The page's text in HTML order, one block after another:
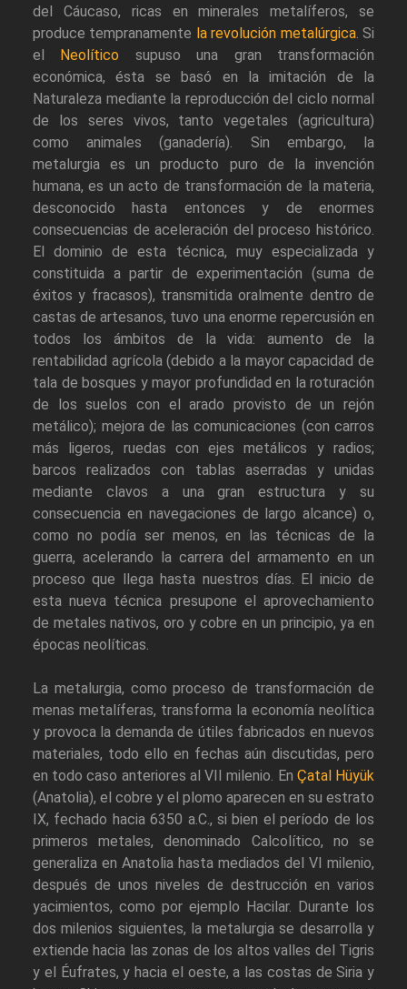
del Cáucaso, ricas en minerales metalíferos, se
produce tempranamente la revolución metalúrgica. Si
el
Neolítico supuso una gran transformación
económica, ésta se basó en la imitación de la
Naturaleza mediante la reproducción del ciclo normal
de los seres vivos, tanto vegetales (agricultura)
como animales (ganadería). Sin embargo, la
metalurgia es un producto puro de la invención
humana, es un acto de transformación de la materia,
desconocido hasta entonces y de enormes
consecuencias de aceleración del proceso histórico.
El dominio de esta técnica, muy especializada y
constituida a partir de experimentación (suma de
éxitos y fracasos), transmitida oralmente dentro de
castas de artesanos, tuvo una enorme repercusión en
todos los ámbitos de la vida: aumento de la
rentabilidad agrícola (debido a la mayor capacidad de
tala de bosques y mayor profundidad en la roturación
de los suelos con el arado provisto de un rejón
metálico); mejora de las comunicaciones (con carros
más ligeros, ruedas con ejes metálicos y radios;
barcos realizados con tablas aserradas y unidas
mediante clavos a una gran estructura y su
consecuencia en navegaciones de largo alcance) o,
como no podía ser menos, en las técnicas de la
guerra, acelerando la carrera del armamento en un
proceso que llega hasta nuestros días. El inicio de
esta nueva técnica presupone el aprovechamiento
de metales nativos, oro y cobre en un principio, ya en
épocas neolíticas.
La metalurgia, como proceso de transformación de
menas metalíferas, transforma la economía neolítica
y provoca la demanda de útiles fabricados en nuevos
materiales, todo ello en fechas aún discutidas, pero
en todo caso anteriores al VII milenio. En Çatal Hüyük
(Anatolia), el cobre y el plomo aparecen en su estrato
IX, fechado hacia 6350 a.C., si bien el período de los
primeros metales, denominado Calcolítico, no se
generaliza en Anatolia hasta mediados del VI milenio,
después de unos niveles de destrucción en varios
yacimientos, como por ejemplo Hacilar. Durante los
dos milenios siguientes, la metalurgia se desarrolla y
extiende hacia las zonas de los altos valles del Tigris
y el Éufrates, y hacia el oeste, a las costas de Siria y